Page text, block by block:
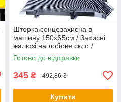
Шторка сонцезахисна в
машину 150х65см / Захисні
жалюзі на лобове скло /
Накидка від сонця для
машини
Готово до відправки
345 ₴ 492,86 ₴
Купити